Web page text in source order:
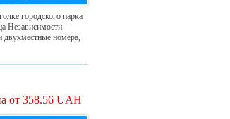
городского парка
Независимости
двухместные номера,
от 358.56 UAH